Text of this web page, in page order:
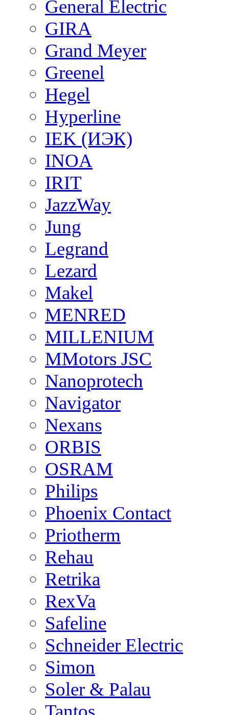
General Electric
GIRA
Grand Meyer
Greenel
Hegel
Hyperline
IEK (ИЭК)
INOA
IRIT
JazzWay
Jung
Legrand
Lezard
Makel
MENRED
MILLENIUM
MMotors JSC
Nanoprotech
Navigator
Nexans
ORBIS
OSRAM
Philips
Phoenix Contact
Priotherm
Rehau
Retrika
RexVa
Safeline
Schneider Electric
Simon
Soler & Palau